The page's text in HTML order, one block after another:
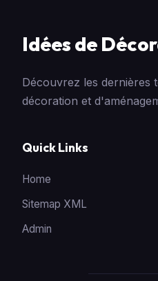
Idées de
Découvrez les dernières
décoration et
Quick Links
Home
Sitemap XML
Admin